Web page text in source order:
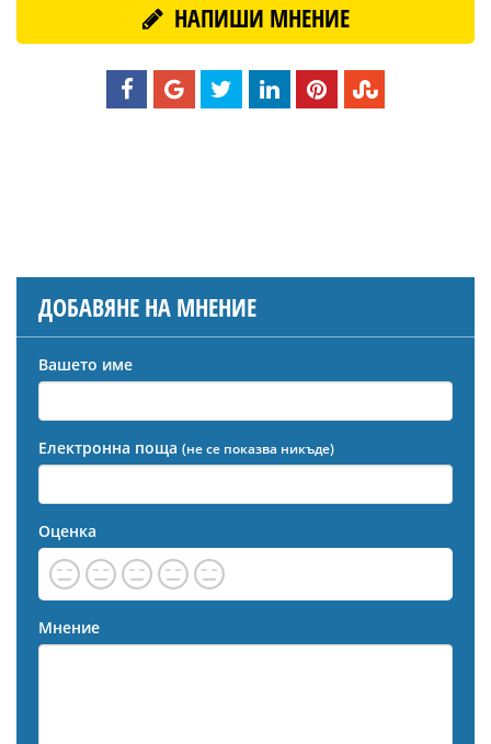
НАПИШИ МНЕНИЕ
ДОБАВЯНЕ НА МНЕНИЕ
Вашето име
Електронна поща (не се показва никъде)
Оценка
Мнение